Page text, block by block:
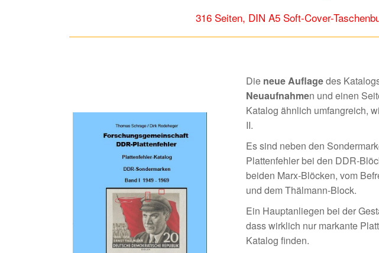
316 Seiten, DIN A5 Soft-Cover-
Die neue Auflagedes
Neuaufnahmen und einen
Katalog ähnlich umfangreich,
II.
Es sind neben den
Plattenfehler bei den DDR-
beiden Marx-Blöcken, vom
und dem Thälmann-Block.
Ein Hauptanliegen bei der
dass wirklich nur markante
Katalog finden.